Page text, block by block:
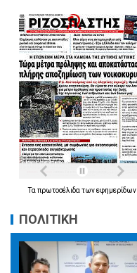
Τα πρωτοσέλιδα τωνεφημερίδων
ΠΟΛΙΤΙΚΗ